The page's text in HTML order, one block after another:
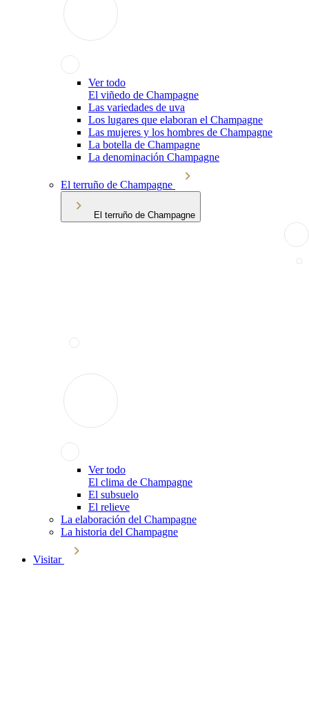
Ver todo
El viñedo de Champagne
Las variedades de uva
Los lugares que elaboran el Champagne
Las mujeres y los hombres de Champagne
La botella de Champagne
La denominación Champagne
El terruño de Champagne
El terruño de Champagne
Ver todo
El clima de Champagne
El subsuelo
El relieve
La elaboración del Champagne
La historia del Champagne
Visitar